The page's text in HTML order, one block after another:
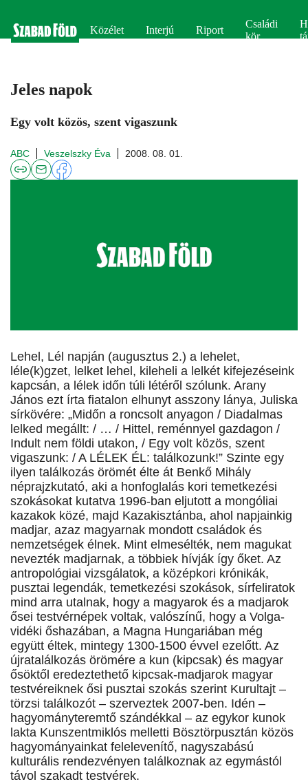
Közélet Interjú Riport
Családi
kör
Jeles napok
Egy volt közös, szent vigaszunk
ABC Veszelszky Éva 2008. 08. 01.
Lehel, Lél napján (augusztus 2.) a lehelet,
léle(k)gzet, lelket lehel, kileheli a lelkét kifejezéseink
kapcsán, a lélek időn túli létéről szólunk. Arany
János ezt írta fiatalon elhunyt asszony lánya, Juliska
sírkövére: „Midőn a roncsolt anyagon / Diadalmas
lelked megállt: / … / Hittel, reménnyel gazdagon /
Indult nem földi utakon, / Egy volt közös, szent
vigaszunk: / A LÉLEK ÉL: találkozunk!” Szinte egy
ilyen találkozás örömét élte át Benkő Mihály
néprajzkutató, aki a honfoglalás kori temetkezési
szokásokat kutatva 1996-ban eljutott a mongóliai
kazakok közé, majd Kazakisztánba, ahol napjainkig
madjar, azaz magyarnak mondott családok és
nemzetségek élnek. Mint elmesélték, nem magukat
nevezték madjarnak, a többiek hívják így őket. Az
antropológiai vizsgálatok, a középkori krónikák,
pusztai legendák, temetkezési szokások, sírfeliratok
mind arra utalnak, hogy a magyarok és a madjarok
ősei testvérnépek voltak, valószínű, hogy a Volga-
vidéki őshazában, a Magna Hungariában még
együtt éltek, mintegy 1300-1500 évvel ezelőtt. Az
újratalálkozás örömére a kun (kipcsak) és magyar
ősöktől eredeztethető kipcsak-madjarok magyar
testvéreiknek ősi pusztai szokás szerint Kurultajt –
törzsi találkozót – szerveztek 2007-ben. Idén –
hagyományteremtő szándékkal – az egykor kunok
lakta Kunszentmiklós melletti Bösztörpusztán közös
hagyományainkat felelevenítő, nagyszabású
kulturális rendezvényen találkoznak az egymástól
távol szakadt testvérek.